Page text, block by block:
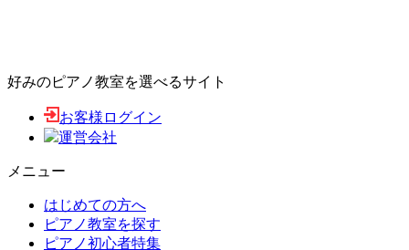
好みのピアノ教室を選べるサイト
お客様ログイン
運営会社
メニュー
はじめての方へ
ピアノ教室を探す
ピアノ初心者特集